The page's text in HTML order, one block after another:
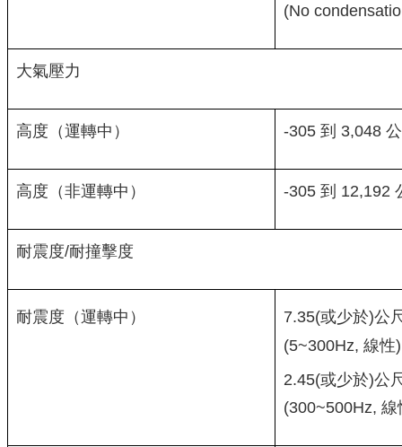
(No
大氣壓力
高度（運轉中） -305 到 3,048
高度（非運轉中） -305 到 12,192
耐震度/耐撞擊度
耐震度（運轉中）
7.35(或少於)公
(5~300Hz, 線性)
2.45(或少於)公
(300~500Hz, 線